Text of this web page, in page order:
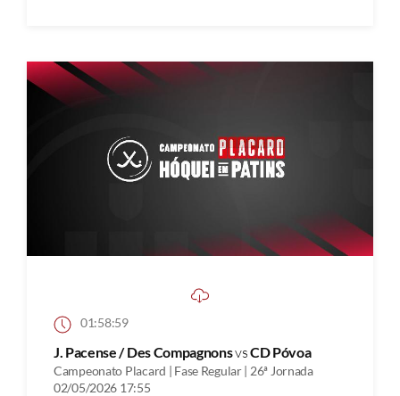
01:58:59
J. Pacense / Des CompagnonsvsCD Póvoa
Campeonato Placard | Fase Regular | 26ª Jornada
02/05/2026 17:55